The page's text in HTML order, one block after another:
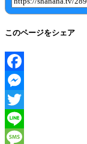
このページをシェア
Facebook
Messenger
Twitter
Line